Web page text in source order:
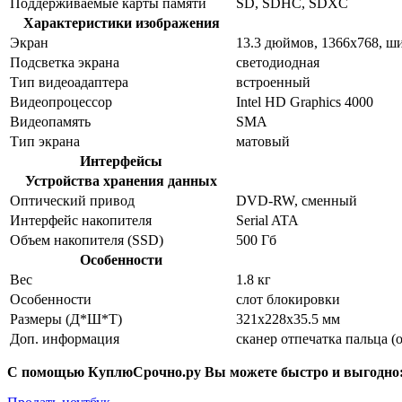
Характеристики изображения
Экран
13.3 дюймов, 1366x768,
Подсветка экрана
светодиодная
Тип видеоадаптера
встроенный
Видеопроцессор
Intel HD Graphics 4000
Видеопамять
SMA
Тип экрана
матовый
Интерфейсы
Устройства хранения данных
Оптический привод
DVD-RW, сменный
Интерфейс накопителя
Serial ATA
Объем накопителя (SSD)
500 Гб
Особенности
Вес
1.8 кг
Особенности
слот блокировки
Размеры (Д*Ш*Т)
321x228x35.5 мм
Доп. информация
сканер отпечатка пальца
С помощью КуплюСрочно.ру Вы можете быстро и выгодно: